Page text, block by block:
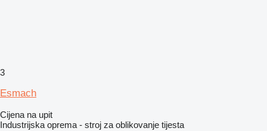
3
Esmach
Cijena na upit
Industrijska oprema - stroj za oblikovanje tijesta